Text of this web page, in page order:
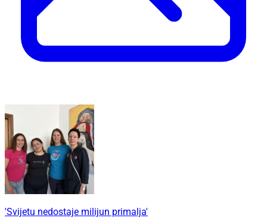
'Svijetu nedostaje milijun primalja'